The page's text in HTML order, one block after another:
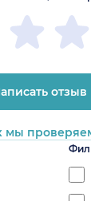
отзыв
мы